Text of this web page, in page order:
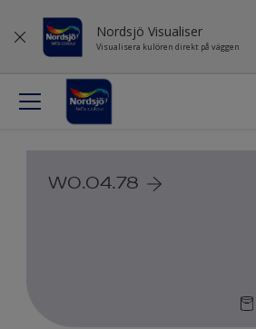
Nordsjö Visualiser
Visualisera kulören direkt på väggen
W0.04.78